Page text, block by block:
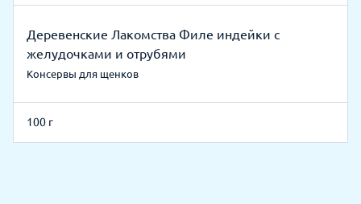
Деревенские Лакомства Филе индейки с
желудочками и отрубями
Консервы для щенков
100 г